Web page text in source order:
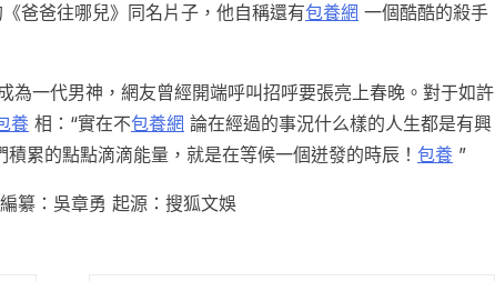
爸爸往哪兒》同名片子，他自稱還有包養網 一個酷酷的殺手
為一代男神，網友曾經開端呼叫招呼要張亮上春晚。對于如許
養 相：“實在不包養網 論在經過的事況什么樣的人生都是有興
累的點點滴滴能量，就是在等候一個迸發的時辰！ 包養 ”
纂：吳章勇 起源：搜狐文娛